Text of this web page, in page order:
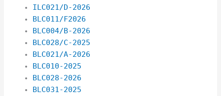
ILC021/D-2026
BLC011/F2026
BLC004/B-2026
BLC028/C-2025
BLC021/A-2026
BLC010-2025
BLC028-2026
BLC031-2025